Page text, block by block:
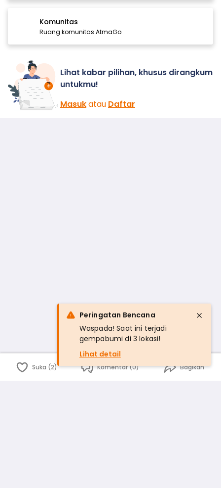
Komunitas
Ruang komunitas AtmaGo
Lihat kabar pilihan, khusus dirangkum
untukmu!
Masukatau Daftar
Suka (2) Komentar (0) Bagikan
Peringatan Bencana
Waspada! Saat ini terjadi
gempabumi di 3 lokasi!
Lihat detail